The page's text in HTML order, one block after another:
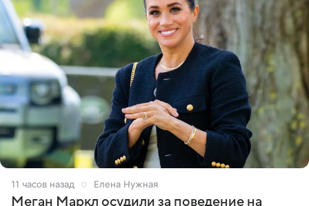
11 часов назад Елена Нужная
Меган Маркл осудили за поведение на